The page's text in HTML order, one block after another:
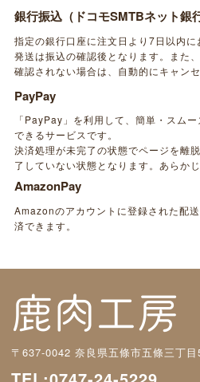
銀行振込（ドコモSMTBネット銀
指定の銀行口座に注文日より7日以内に
発送は振込の確認後となります。また
確認されない場合は、自動的にキャン
PayPay
「PayPay」を利用して、簡単・スム
できるサービスです。
決済処理が未完了の状態でページを離
了していない状態となります。あらか
AmazonPay
Amazonのアカウントに登録された配
済できます。
〒637-0042 奈良県五條市五條三丁